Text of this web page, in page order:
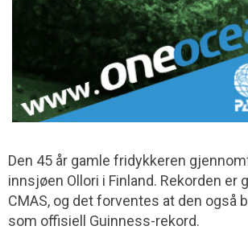
Den 45 år gamle fridykkeren
innsjøen Ollori i Finland. Rekorden er
CMAS, og det forventes at den også
som offisiell Guinness-rekord.